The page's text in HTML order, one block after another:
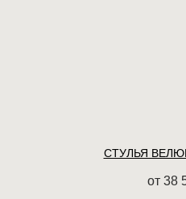
СТУЛЬЯ
от 38